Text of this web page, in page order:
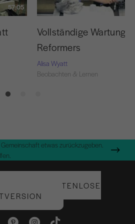
57:05
Vollständige Wartung
Reformers
Alisa Wyatt
Beobachten & Lernen
etwas zurückzugeben.
SIE IHRE KOSTENLOSE